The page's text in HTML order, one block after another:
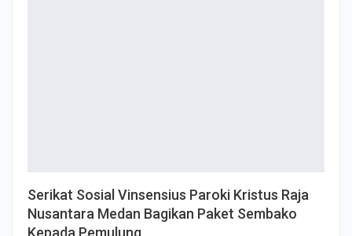
Serikat Sosial Vinsensius Paroki Kristus Raja
Nusantara Medan Bagikan Paket Sembako
Kepada Pemulung